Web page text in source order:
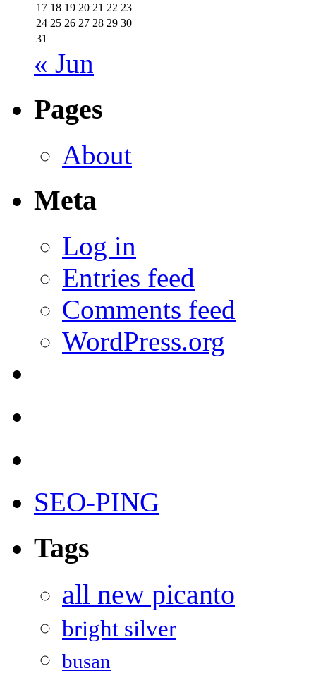
17 18 19 20 21 22 23
24 25 26 27 28 29 30
31
« Jun
Pages
About
Meta
Log in
Entries feed
Comments feed
WordPress.org
SEO-PING
Tags
all new picanto
bright silver
busan